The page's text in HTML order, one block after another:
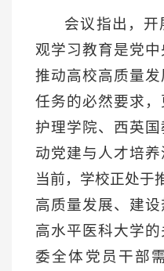
会议指出，开
观学习教育是党
推动高校高质量
任务的必然要求
护理学院、西英
动党建与人才培养
当前，学校正处于
高质量发展、建
高水平医科大学
委全体党员干部